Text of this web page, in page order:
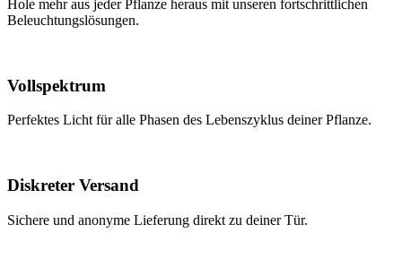
Hole mehr aus jeder Pflanze heraus mit unseren fortschrittlichen
Beleuchtungslösungen.
Vollspektrum
Perfektes Licht für alle Phasen des Lebenszyklus deiner Pflanze.
Diskreter Versand
Sichere und anonyme Lieferung direkt zu deiner Tür.